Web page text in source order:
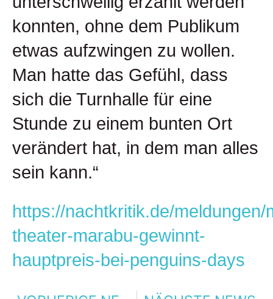
konnten, ohne dem Publikum
etwas aufzwingen zu wollen.
Man hatte das Gefühl, dass
sich die Turnhalle für eine
Stunde zu einem bunten Ort
verändert hat, in dem man alles
sein kann.“
https://nachtkritik.de/meldungen/
theater-marabu-gewinnt-
hauptpreis-bei-penguins-days